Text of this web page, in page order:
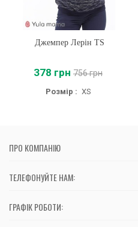
Джемпер Лерін TS
378 грн 756 грн
Розмір : XS
ПРО КОМПАНІЮ
ТЕЛЕФОНУЙТЕ НАМ:
ГРАФІК РОБОТИ: